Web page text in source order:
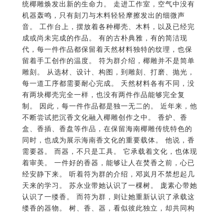
统椰雕焕发出新的生命力。 走进工作室，空气中没有
机器轰鸣，只有刻刀与木料轻轻摩擦发出的细微声
音。 工作台上，摆放着各种椰壳、木料，以及已经完
成或尚未完成的作品。 有的古朴典雅，有的简洁现
代，每一件作品都保留着天然材料独特的纹理，也保
留着手工创作的温度。 符为群介绍，椰雕并不是简单
雕刻。 从选材、设计、构图，到雕刻、打磨、抛光，
每一道工序都需要耐心完成。 天然材料各有不同，没
有两块椰壳完全一样，也没有两件作品能够完全复
制。 因此，每一件作品都是独一无二的。 近年来，他
不断尝试把沉香文化融入椰雕创作之中。 香炉、香
盒、香插、香盘等作品，在保留海南椰雕传统特色的
同时，也成为展示海南香文化的重要载体。 他说，香
需要器。 而器，不只是工具。 它承载着文化，也体现
着审美。 一件好的香器，能够让人在焚香之前，心已
经安静下来。 听着符为群的介绍，邓岚月不禁想起几
天来的学习。 苏永业带她认识了一棵树。 庞素心带她
认识了一缕香。 而符为群，则让她重新认识了承载这
缕香的器物。 树、香、器，看似彼此独立，却共同构